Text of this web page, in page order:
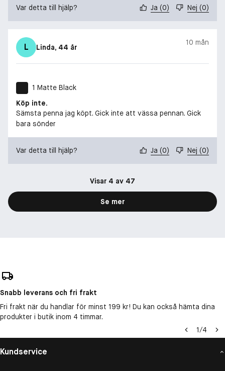
Var detta till hjälp? Ja (0) Nej (0)
L Linda, 44 år
10 mån
1 Matte Black
Köp inte.
Sämsta penna jag köpt. Gick inte att vässa pennan. Gick
bara sönder
Var detta till hjälp? Ja (0) Nej (0)
Visar 4 av 47
Se mer
Snabb leverans och fri frakt
Fri frakt när du handlar för minst 199 kr! Du kan också hämta dina
produkter i butik inom 4 timmar.
1/4
Kundservice